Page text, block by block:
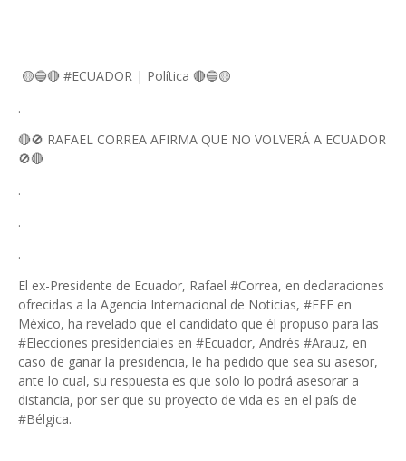
🟡🔵🔴 #ECUADOR | Política 🔴🔵🟡
.
🔴🚫 RAFAEL CORREA AFIRMA QUE NO VOLVERÁ A ECUADOR
🚫🔴
.
.
.
El ex-Presidente de Ecuador, Rafael #Correa, en declaraciones
ofrecidas a la Agencia Internacional de Noticias, #EFE en
México, ha revelado que el candidato que él propuso para las
#Elecciones presidenciales en #Ecuador, Andrés #Arauz, en
caso de ganar la presidencia, le ha pedido que sea su asesor,
ante lo cual, su respuesta es que solo lo podrá asesorar a
distancia, por ser que su proyecto de vida es en el país de
#Bélgica.